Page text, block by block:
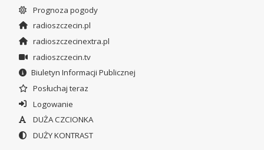
Prognoza pogody
radioszczecin.pl
radioszczecinextra.pl
radioszczecin.tv
Biuletyn Informacji Publicznej
Posłuchaj teraz
Logowanie
DUŻA CZCIONKA
DUŻY KONTRAST